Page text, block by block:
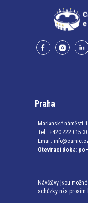
Praha
Mariánské náměstí
Tel.: +420 222 015
Email:
Otevírací doba:
Návštěvy jsou
schůzky nás prosím